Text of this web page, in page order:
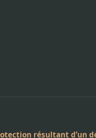
résultant d’un